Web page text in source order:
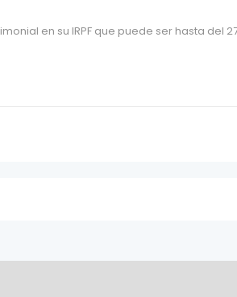
en su IRPF que puede ser hasta del